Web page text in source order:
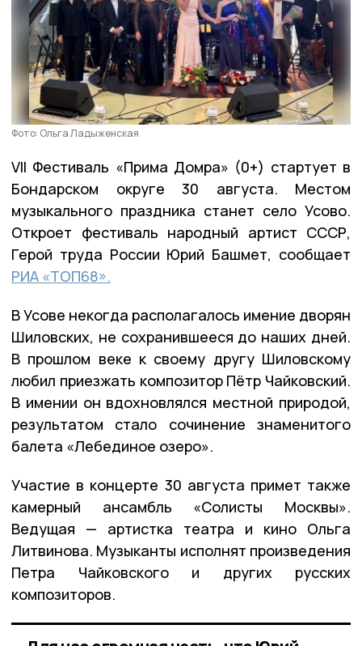
Фото: Ольга Ладыженская
VII Фестиваль «Прима Домра» (0+) стартует в
Бондарском округе 30 августа. Местом
музыкального праздника станет село Усово.
Откроет фестиваль народный артист СССР,
Герой труда России Юрий Башмет, сообщает
РИА «ТОП68».
В Усове некогда располагалось имение дворян
Шиловских, не сохранившееся до наших дней.
В прошлом веке к своему другу Шиловскому
любил приезжать композитор Пётр Чайковский.
В имении он вдохновлялся местной природой,
результатом стало сочинение знаменитого
балета «Лебединое озеро».
Участие в концерте 30 августа примет также
камерный ансамбль «Солисты Москвы».
Ведущая — артистка театра и кино Ольга
Литвинова. Музыканты исполнят произведения
Петра Чайковского и других русских
композиторов.